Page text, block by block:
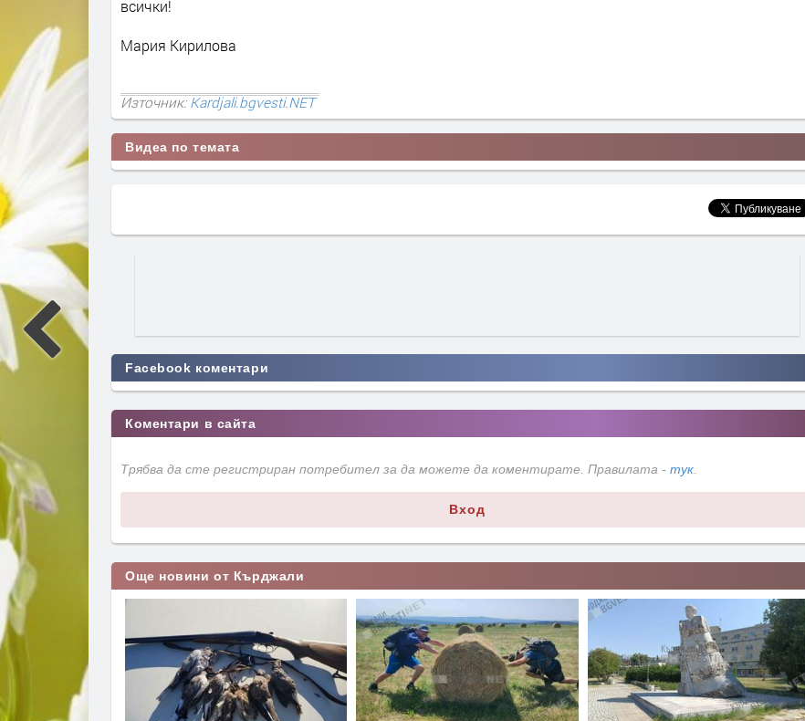
всички!
Мария Кирилова
Източник:Kardjali.bgvesti.NET
Видеа по темата
Facebook коментари
Коментари в сайта
Трябва да сте регистриран потребител за да можете да коментирате. Правилата - тук.
Вход
Още новини от Кърджали